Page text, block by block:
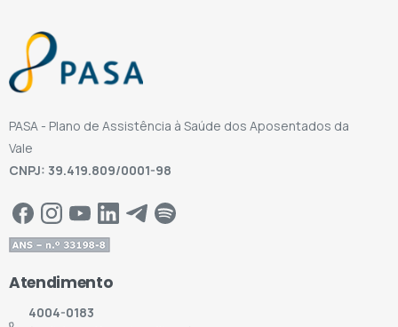
PASA - Plano de Assistência à Saúde dos Aposentados da
Vale
CNPJ: 39.419.809/0001-98
Atendimento
4004-0183